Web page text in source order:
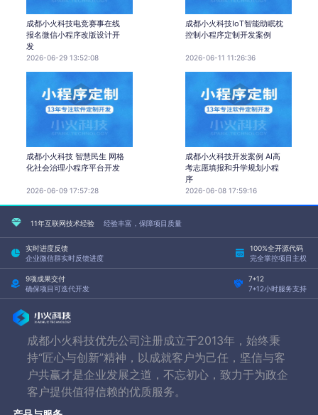
成都小火科技电竞赛事在线
报名微信小程序改版设计开
发
2026-06-29 13:52:08
成都小火科技IoT智能助眠枕
控制小程序定制开发案例
2026-06-11 11:26:36
成都小火科技 智慧民生 网格
化社会治理小程序平台开发
2026-06-09 17:57:28
成都小火科技开发案例 AI高
考志愿填报和升学规划小程
序
2026-06-08 17:59:16
11年互联网技术经验 经验丰富，保障项目质量
实时进度反馈
企业微信群实时反馈进度
100%全开源代码
完全掌控项目主权
9项成果交付
确保项目可迭代开发
7*12
7*12小时服务支持
成都小火科技优先公司注册成立于2013年，始终秉
持“匠心与创新”精神，以成就客户为己任，坚信与客
户共赢才是企业发展之道，不忘初心，致力于为政企
客户提供值得信赖的优质服务。